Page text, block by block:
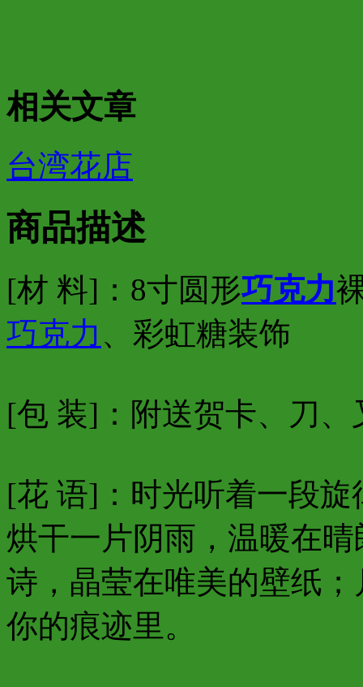
相关文章
台湾花店
商品描述
[材 料]：8寸圆形巧克力
巧克力 、彩虹糖装饰
[包 装]：附送贺卡、刀
[花 语]：时光听着一段
烘干一片阴雨，温暖在
诗，晶莹在唯美的壁纸
你的痕迹里。